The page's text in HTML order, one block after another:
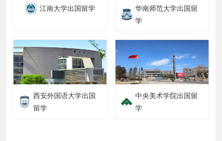
江南大学出国留学
华南师范大学出国留
学
西安外国语大学出国
留学
中央美术学院出国留
学